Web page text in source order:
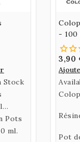
Stock
200
gr) -
Pots
ml.
- 100
3,90
Pot